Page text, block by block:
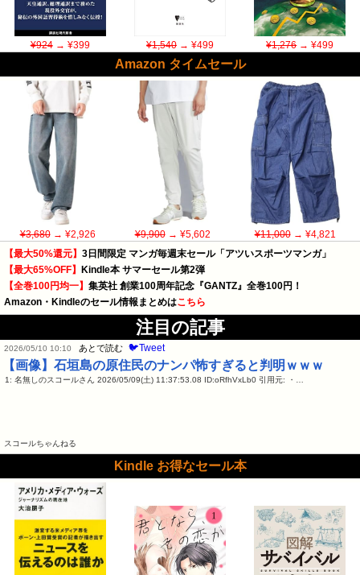
¥924→ ¥399 ¥1,540→ ¥499 ¥1,276→ ¥499
Amazon タイムセール
¥3,680→ ¥2,926 ¥9,900→ ¥5,602 ¥11,000→ ¥4,821
【最大50%還元】 3日間限定 マンガ毎週末セール「アツいスポーツマンガ」
【最大65%OFF】 Kindle本 サマーセール第2弾
【全巻100円均一】 集英社 創業100周年記念『GANTZ』全巻100円！
Amazon・Kindleのセール情報まとめはこちら
注目の記事
2026/05/10 10:10 あとで読む 🐦Tweet
【画像】石垣島の原住民のナンパ怖すぎると判明ｗｗｗ
1: 名無しのスコールさん 2026/05/09(土) 11:37:53.08 ID:oRfhVxLb0 引用元: ・…
スコールちゃんねる
Kindle お得なセール本